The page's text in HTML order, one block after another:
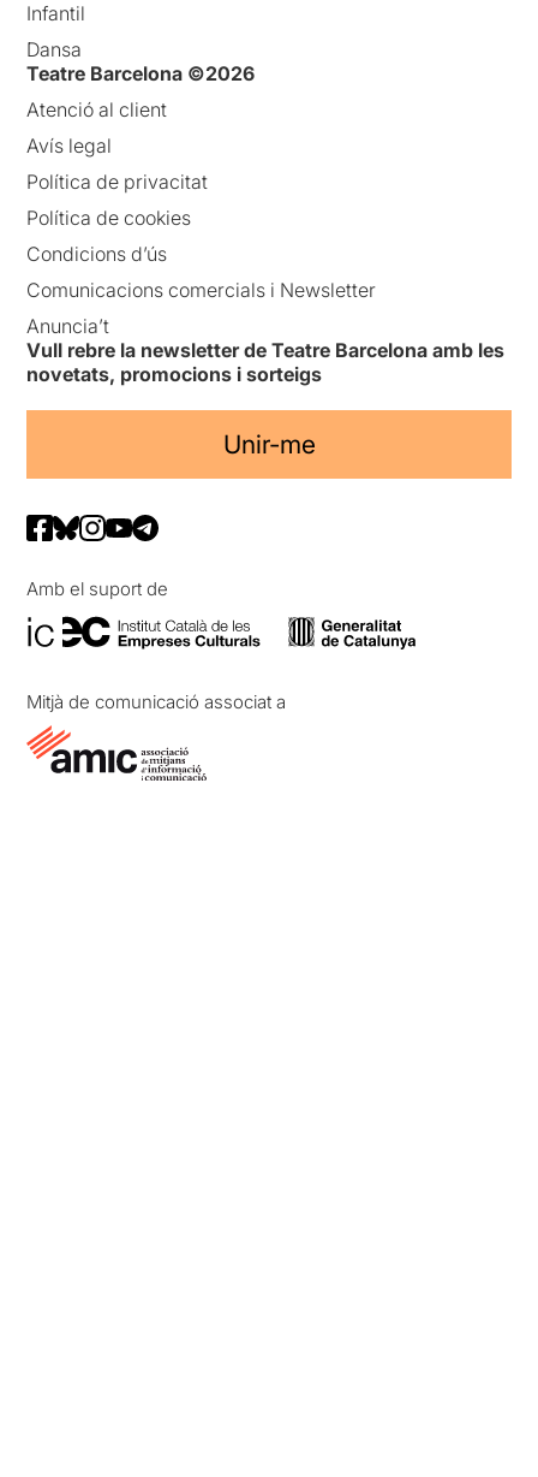
Infantil
Dansa
Teatre Barcelona ©2026
Atenció al client
Avís legal
Política de privacitat
Política de cookies
Condicions d’ús
Comunicacions comercials i Newsletter
Anuncia’t
Vull rebre la newsletter de Teatre Barcelona amb les
novetats, promocions i sorteigs
Unir-me
Amb el suport de
Mitjà de comunicació associat a